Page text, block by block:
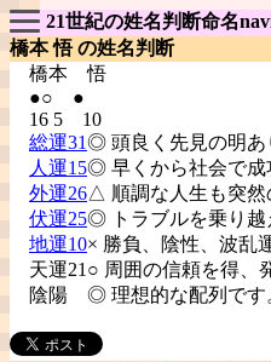
21世紀の姓名判断命名
橋本 悟 の姓名判断
橋本悟
●○ ●
16 5 10
総運31◎ 頭良く先見の明あ
人運15◎ 早くから社会で成
外運26△ 順調な人生も突然
伏運25◎ トラブルを乗り越
地運10× 勝負、陰性、波乱
天運21○ 周囲の信頼を得、
陰陽 ◎ 理想的な配列です